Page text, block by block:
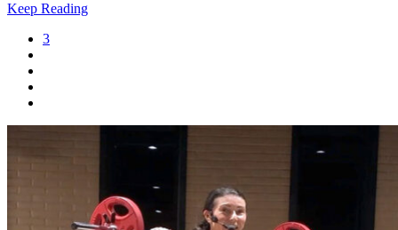
Keep Reading
3